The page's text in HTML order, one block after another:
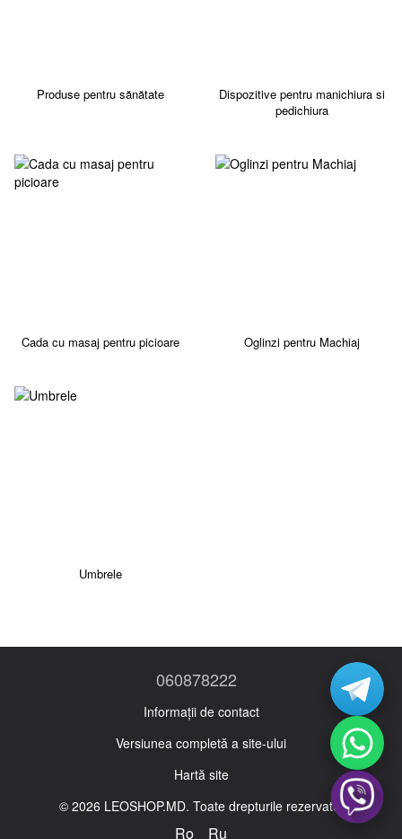
Produse pentru sănătate
Dispozitive pentru manichiura si
pedichiura
Cada cu masaj pentru picioare Oglinzi pentru Machiaj
Umbrele
060878222
Informații de contact
Versiunea completă a site-ului
Hartă site
© 2026 LEOSHOP.MD. Toate drepturile rezervate.
Ro Ru